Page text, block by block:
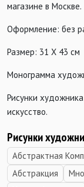
магазине в Москве.
Оформление: без
Размер: 31 Х 43 см
Монограмма
Рисунки
искусство.
Рисунки
Абстрактная
Абстракция